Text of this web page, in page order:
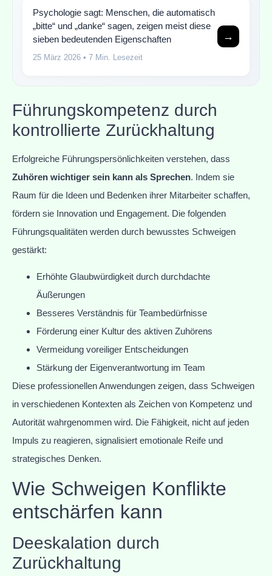
Psychologie sagt: Menschen, die automatisch
„bitte“ und „danke“ sagen, zeigen meist diese
sieben bedeutenden Eigenschaften
25 März 2026 • 7 Min. Lesezeit
→
Führungskompetenz durch
kontrollierte Zurückhaltung
Erfolgreiche Führungspersönlichkeiten verstehen, dass
Zuhören wichtiger sein kann als Sprechen. Indem sie
Raum für die Ideen und Bedenken ihrer Mitarbeiter schaffen,
fördern sie Innovation und Engagement. Die folgenden
Führungsqualitäten werden durch bewusstes Schweigen
gestärkt:
Erhöhte Glaubwürdigkeit durch durchdachte
Äußerungen
Besseres Verständnis für Teambedürfnisse
Förderung einer Kultur des aktiven Zuhörens
Vermeidung voreiliger Entscheidungen
Stärkung der Eigenverantwortung im Team
Diese professionellen Anwendungen zeigen, dass Schweigen
in verschiedenen Kontexten als Zeichen von Kompetenz und
Autorität wahrgenommen wird. Die Fähigkeit, nicht auf jeden
Impuls zu reagieren, signalisiert emotionale Reife und
strategisches Denken.
Wie Schweigen Konflikte
entschärfen kann
Deeskalation durch
Zurückhaltung